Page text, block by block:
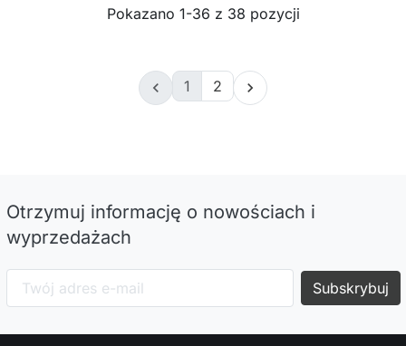
Pokazano 1-36 z 38 pozycji
 1 2 
Otrzymuj informację o nowościach i
wyprzedażach